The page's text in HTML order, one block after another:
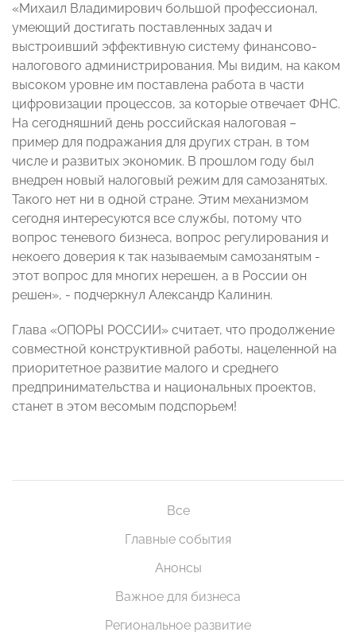
«Михаил Владимирович большой профессионал,
умеющий достигать поставленных задач и
выстроивший эффективную систему финансово-
налогового администрирования. Мы видим, на каком
высоком уровне им поставлена работа в части
цифровизации процессов, за которые отвечает ФНС.
На сегодняшний день российская налоговая –
пример для подражания для других стран, в том
числе и развитых экономик. В прошлом году был
внедрен новый налоговый режим для самозанятых.
Такого нет ни в одной стране. Этим механизмом
сегодня интересуются все службы, потому что
вопрос теневого бизнеса, вопрос регулирования и
некоего доверия к так называемым самозанятым -
этот вопрос для многих нерешен, а в России он
решен», - подчеркнул Александр Калинин.
Глава «ОПОРЫ РОССИИ» считает, что продолжение
совместной конструктивной работы, нацеленной на
приоритетное развитие малого и среднего
предпринимательства и национальных проектов,
станет в этом весомым подспорьем!
Все
Главные события
Анонсы
Важное для бизнеса
Региональное развитие